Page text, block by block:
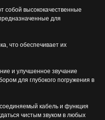
собой высококачественные
для
что обеспечивает их
и улучшенное звучание
для глубокого погружения в
кабель и функция
чистым звуком в любых